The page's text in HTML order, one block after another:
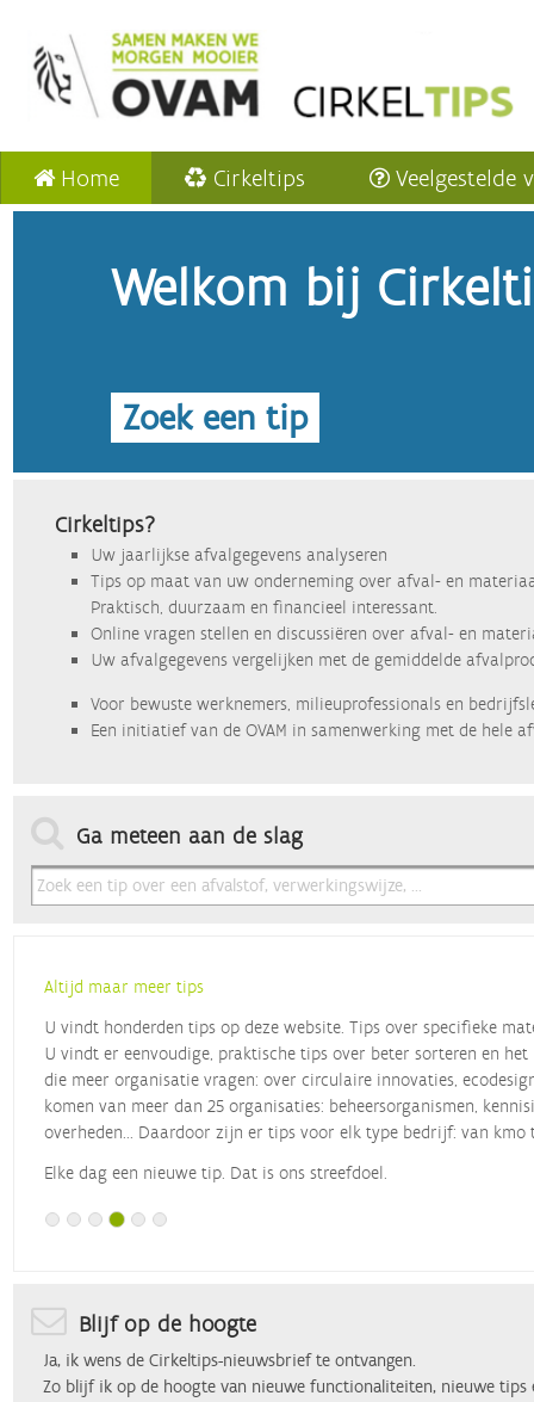
Home Cirkeltips Veelgestelde
Welkom bij
Zoek een tip
Cirkeltips?
Uw jaarlijkse afvalgegevens analyseren
Tips op maat van uw onderneming over afval- en
Praktisch, duurzaam en financieel interessant.
Online vragen stellen en discussiëren over afval- en
Uw afvalgegevens vergelijken met de gemiddelde
Voor bewuste werknemers, milieuprofessionals en
Een initiatief van de OVAM in samenwerking met de hele
Ga meteen aan de slag
Altijd maar meer tips
U vindt honderden tips op deze website. Tips over specifieke
U vindt er eenvoudige, praktische tips over beter sorteren en
die meer organisatie vragen: over circulaire innovaties,
komen van meer dan 25 organisaties: beheersorganismen,
overheden... Daardoor zijn er tips voor elk type bedrijf: van
Elke dag een nieuwe tip. Dat is ons streefdoel.
Blijf op de hoogte
Ja, ik wens de Cirkeltips-nieuwsbrief te ontvangen.
Zo blijf ik op de hoogte van nieuwe functionaliteiten, nieuwe tips